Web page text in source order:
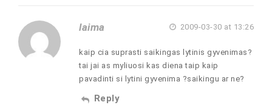
laima 2009-03-30 at 13:26
kaip cia suprasti saikingas lytinis gyvenimas?
tai jai as myliuosi kas diena taip kaip
pavadinti si lytini gyvenima ?saikingu ar ne?
Reply